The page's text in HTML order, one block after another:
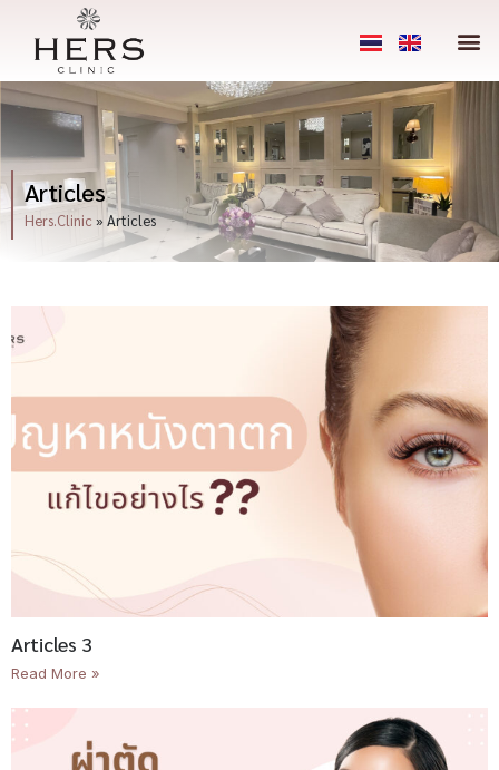
Articles
Hers.Clinic » Articles
Articles 3
Read More »